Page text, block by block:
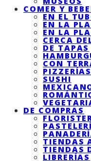
COMER Y
EN EL
EN LA
EN LA
CERCA
DE TAPAS
CON
PIZZERÍAS
SUSHI
DE COMPRAS
TIENDAS
TIENDAS
LIBRERÍAS